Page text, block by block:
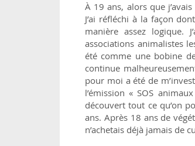
À 19 ans, alors que
J’ai réfléchi à la façon
manière assez logique.
associations animalistes
été comme une bobine
continue
pour moi a été de
l’émission « SOS
découvert tout ce qu’on
ans. Après 18 ans de
n’achetais déjà jamais de